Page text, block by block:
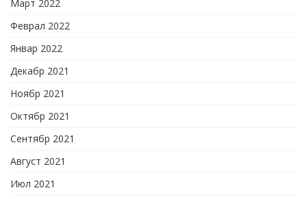
Март 2022
Феврал 2022
Январ 2022
Декабр 2021
Ноябр 2021
Октябр 2021
Сентябр 2021
Август 2021
Июл 2021